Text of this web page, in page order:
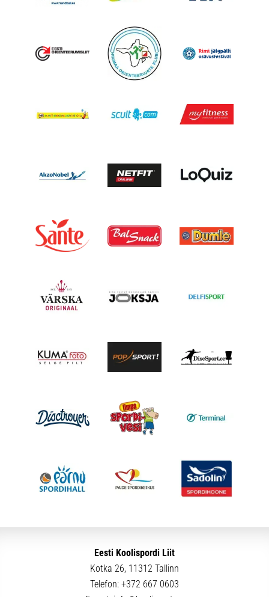
Eesti Koolispordi Liit
Kotka 26, 11312 Tallinn
Telefon: +372 667 0603